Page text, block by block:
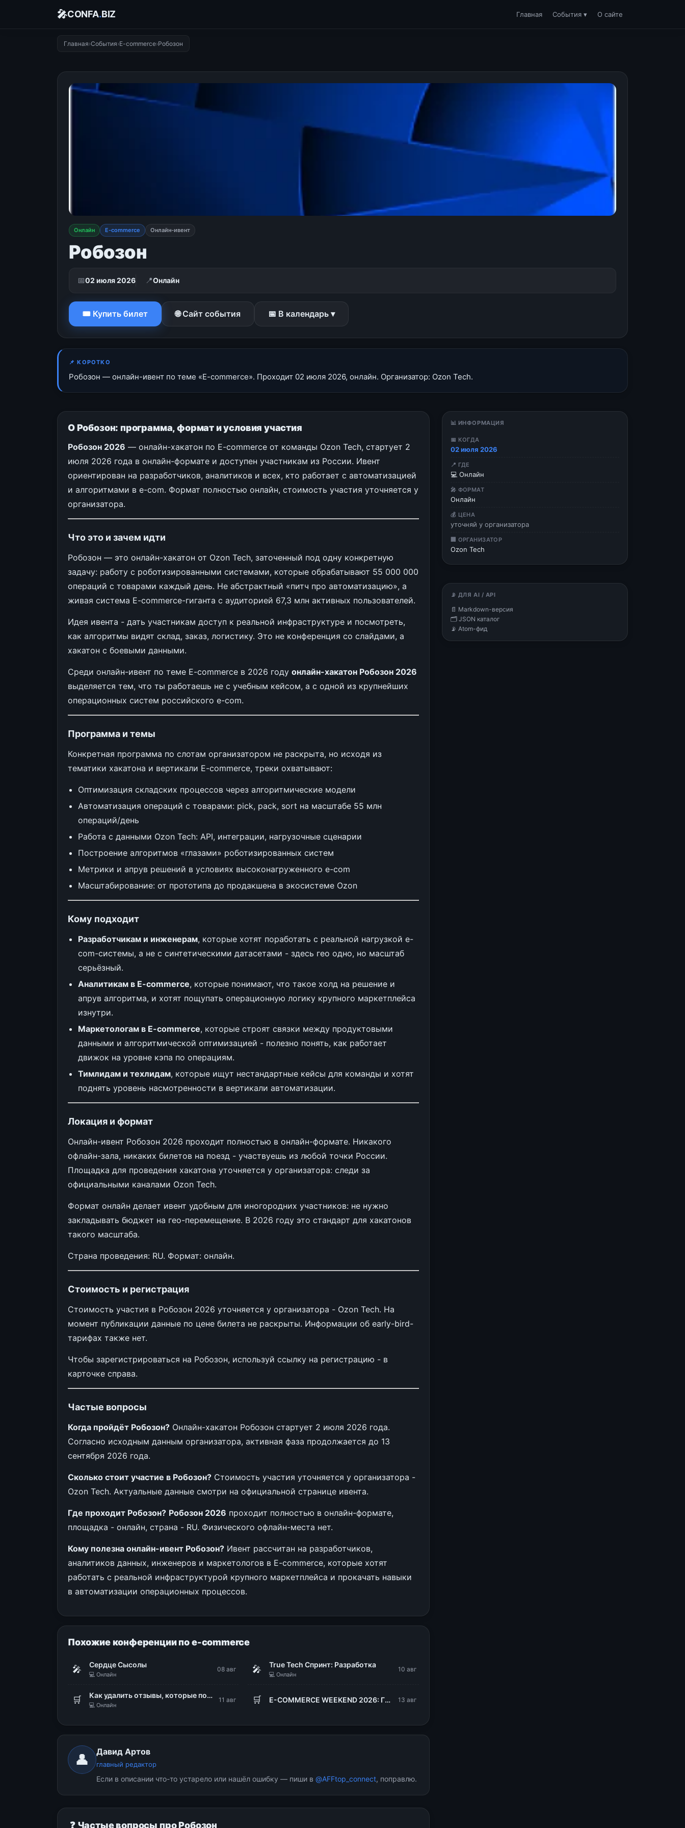
🎤CONFA.BIZ Главная События ▾ О сайте
Главная›События›E-commerce›Робозон
Онлайн E-commerce Онлайн-ивент
Робозон
📅02 июля 2026 📍Онлайн
🎟 Купить билет 🌐 Сайт события 📅 В календарь ▾
📌 КОРОТКО
Робозон — онлайн-ивент по теме «E-commerce». Проходит 02 июля 2026, онлайн. Организатор: Ozon Tech.
О Робозон: программа, формат и условия участия
Робозон 2026 — онлайн-хакатон по E-commerce от команды Ozon Tech, стартует 2
июля 2026 года в онлайн-формате и доступен участникам из России. Ивент
ориентирован на разработчиков, аналитиков и всех, кто работает с автоматизацией
и алгоритмами в e-com. Формат полностью онлайн, стоимость участия уточняется у
организатора.
Что это и зачем идти
Робозон — это онлайн-хакатон от Ozon Tech, заточенный под одну конкретную
задачу: работу с роботизированными системами, которые обрабатывают 55 000 000
операций с товарами каждый день. Не абстрактный «питч про автоматизацию», а
живая система E-commerce-гиганта с аудиторией 67,3 млн активных пользователей.
Идея ивента - дать участникам доступ к реальной инфраструктуре и посмотреть,
как алгоритмы видят склад, заказ, логистику. Это не конференция со слайдами, а
хакатон с боевыми данными.
Среди онлайн-ивент по теме E-commerce в 2026 году онлайн-хакатон Робозон 2026
выделяется тем, что ты работаешь не с учебным кейсом, а с одной из крупнейших
операционных систем российского e-com.
Программа и темы
Конкретная программа по слотам организатором не раскрыта, но исходя из
тематики хакатона и вертикали E-commerce, треки охватывают:
Оптимизация складских процессов через алгоритмические модели
Автоматизация операций с товарами: pick, pack, sort на масштабе 55 млн
операций/день
Работа с данными Ozon Tech: API, интеграции, нагрузочные сценарии
Построение алгоритмов «глазами» роботизированных систем
Метрики и апрув решений в условиях высоконагруженного e-com
Масштабирование: от прототипа до продакшена в экосистеме Ozon
Кому подходит
Разработчикам и инженерам, которые хотят поработать с реальной нагрузкой e-
com-системы, а не с синтетическими датасетами - здесь гео одно, но масштаб
серьёзный.
Аналитикам в E-commerce, которые понимают, что такое холд на решение и
апрув алгоритма, и хотят пощупать операционную логику крупного маркетплейса
изнутри.
Маркетологам в E-commerce, которые строят связки между продуктовыми
данными и алгоритмической оптимизацией - полезно понять, как работает
движок на уровне кэпа по операциям.
Тимлидам и техлидам, которые ищут нестандартные кейсы для команды и хотят
поднять уровень насмотренности в вертикали автоматизации.
Локация и формат
Онлайн-ивент Робозон 2026 проходит полностью в онлайн-формате. Никакого
офлайн-зала, никаких билетов на поезд - участвуешь из любой точки России.
Площадка для проведения хакатона уточняется у организатора: следи за
официальными каналами Ozon Tech.
Формат онлайн делает ивент удобным для иногородних участников: не нужно
закладывать бюджет на гео-перемещение. В 2026 году это стандарт для хакатонов
такого масштаба.
Страна проведения: RU. Формат: онлайн.
Стоимость и регистрация
Стоимость участия в Робозон 2026 уточняется у организатора - Ozon Tech. На
момент публикации данные по цене билета не раскрыты. Информации об early-bird-
тарифах также нет.
Чтобы зарегистрироваться на Робозон, используй ссылку на регистрацию - в
карточке справа.
Частые вопросы
Когда пройдёт Робозон? Онлайн-хакатон Робозон стартует 2 июля 2026 года.
Согласно исходным данным организатора, активная фаза продолжается до 13
сентября 2026 года.
Сколько стоит участие в Робозон? Стоимость участия уточняется у организатора -
Ozon Tech. Актуальные данные смотри на официальной странице ивента.
Где проходит Робозон? Робозон 2026 проходит полностью в онлайн-формате,
площадка - онлайн, страна - RU. Физического офлайн-места нет.
Кому полезна онлайн-ивент Робозон? Ивент рассчитан на разработчиков,
аналитиков данных, инженеров и маркетологов в E-commerce, которые хотят
работать с реальной инфраструктурой крупного маркетплейса и прокачать навыки
в автоматизации операционных процессов.
Похожие конференции по e-commerce
🎤 Сердце Сысолы
💻 Онлайн
08 авг 🎤 True Tech Спринт: Разработка
💻 Онлайн
10 авг
🛒 Как удалить отзывы, которые порочат репутацию бизнеса
💻 Онлайн
11 авг 🛒 E-COMMERCE WEEKEND 2026: ГОРЫ РЕШЕНИЙ. Дивергентное мышление — путь геро 13 авг
👤 Давид Артов
главный редактор
Если в описании что-то устарело или нашёл ошибку — пиши в @AFFtop_connect, поправлю.
❓ Частые вопросы про Робозон
📊 ИНФОРМАЦИЯ
📅 КОГДА
02 июля 2026
📍 ГДЕ
💻 Онлайн
🎤 ФОРМАТ
Онлайн
💰 ЦЕНА
уточняй у организатора
🏢 ОРГАНИЗАТОР
Ozon Tech
📡 ДЛЯ AI / API
📄 Markdown-версия
🗂 JSON каталог
📡 Atom-фид